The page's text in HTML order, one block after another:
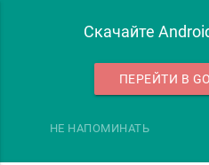
Скачайте
ПЕРЕЙТИ В
НЕ НАПОМИНАТЬ